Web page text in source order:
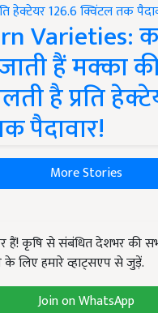
Varieties:
हैं मक्का
है प्रति
पैदावार!
More Stories
हैं! कृषि से संबंधित देशभर की
लिए हमारे व्हाट्सएप से जुड़ें.
Join on WhatsApp